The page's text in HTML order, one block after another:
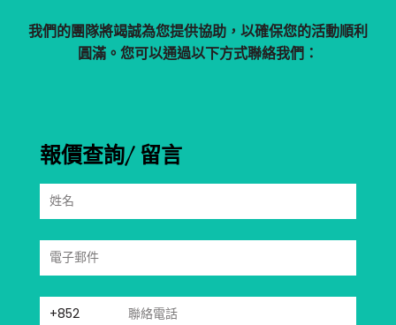
我們的團隊將竭誠為您提供協助，以確保您的活動順利
圓滿。您可以通過以下方式聯絡我們：
報價查詢/ 留言